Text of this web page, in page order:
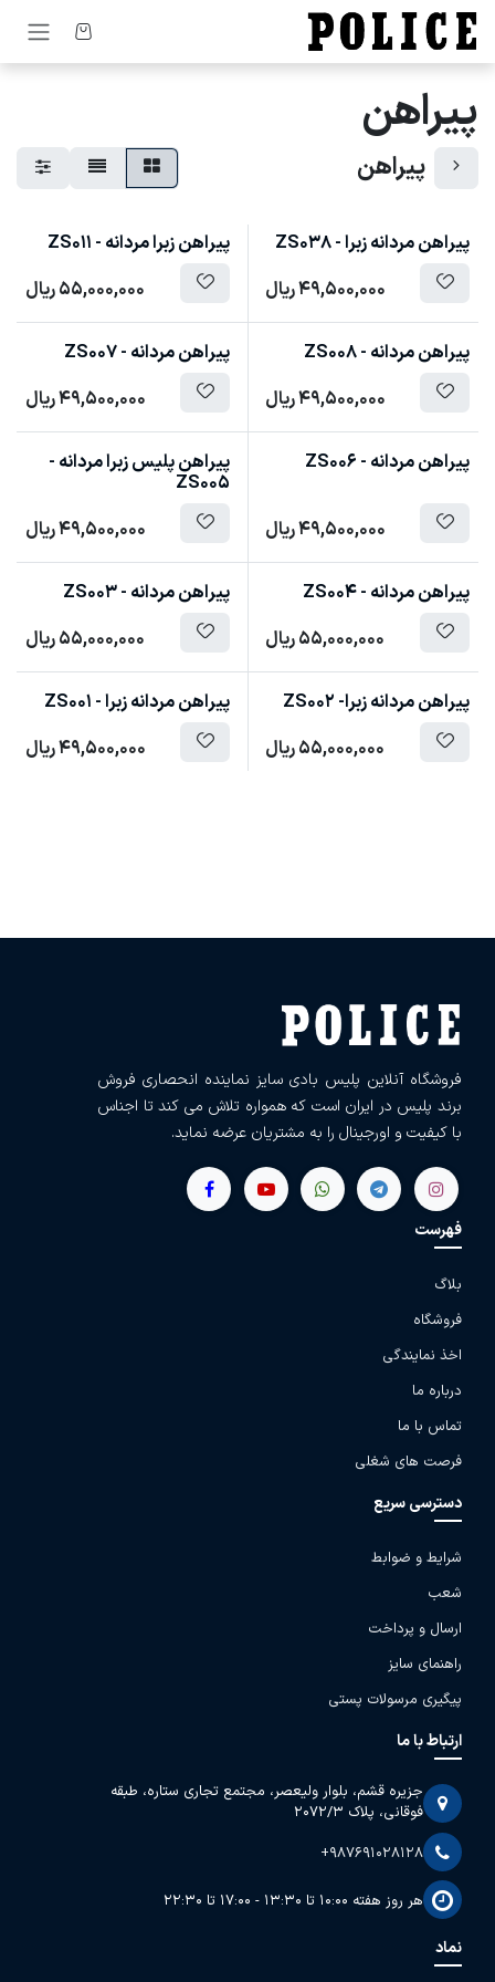
صرف نظر و مشاهده محتوا
پیراهن
پیراهن
پیراهن مردانه زبرا - ZS038
49,500,000ریال
پیراهن زبرا مردانه - ZS011
55,000,000ریال
پیراهن مردانه - ZS008
49,500,000ریال
پیراهن مردانه - ZS007
49,500,000ریال
پیراهن مردانه - ZS006
49,500,000ریال
پیراهن پلیس زبرا مردانه -
ZS005
49,500,000ریال
پیراهن مردانه - ZS004
55,000,000ریال
پیراهن مردانه - ZS003
55,000,000ریال
پیراهن مردانه زبرا- ZS002
55,000,000ریال
پیراهن مردانه زبرا - ZS001
49,500,000ریال
فروشگاه آنلاین پلیس بادی سایز نماینده انحصاری فروش
برند پلیس در ایران است که همواره تلاش می کند تا اجناس
با کیفیت و اورجینال را به مشتریان عرضه نماید.
فهرست
بلاگ
فروشگاه
اخذ نمایندگی
درباره ما
تماس با ما
فرصت های شغلی
دسترسی سریع
شرایط و ضوابط
شعب
ارسال و پرداخت
راهنمای سایز
پیگیری مرسولات پستی
ارتباط با ما
جزیره قشم، بلوار ولیعصر، مجتمع تجاری ستاره، طبقه
فوقانی، پلاک 2072/3
+987691028128
هر روز هفته 10:00 تا 13:30 - 17:00 تا 22:30
نماد